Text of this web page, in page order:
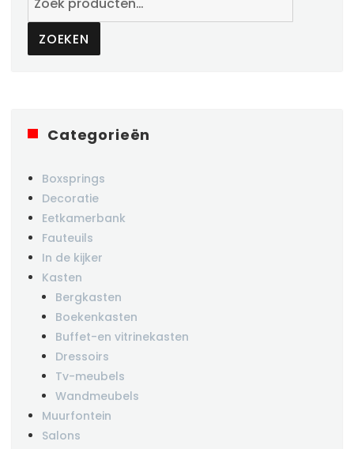
ZOEKEN
Categorieën
Boxsprings
Decoratie
Eetkamerbank
Fauteuils
In de kijker
Kasten
Bergkasten
Boekenkasten
Buffet-en vitrinekasten
Dressoirs
Tv-meubels
Wandmeubels
Muurfontein
Salons